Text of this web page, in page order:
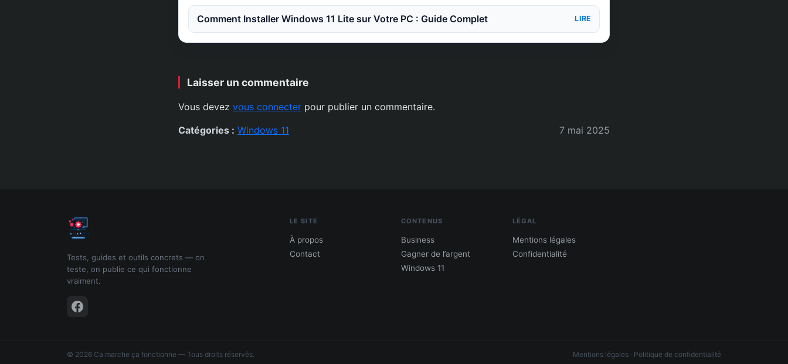
Comment Installer Windows 11 Lite sur Votre PC : Guide Complet LIRE
Laisser un commentaire
Vous devez vous connecter pour publier un commentaire.
Catégories : Windows 11 7 mai 2025
Tests, guides et outils concrets — on
teste, on publie ce qui fonctionne
vraiment.
LE SITE
À propos
Contact
CONTENUS
Business
Gagner de l’argent
Windows 11
LÉGAL
Mentions légales
Confidentialité
© 2026 Ca marche ça fonctionne — Tous droits réservés. Mentions légales · Politique de confidentialité